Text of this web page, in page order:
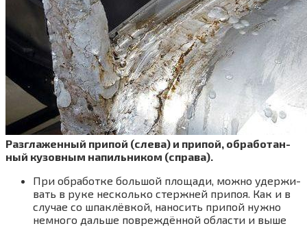
Раз­гла­жен­ный при­пой (сле­ва) и при­пой, обра­бо­тан­
ный кузов­ным напиль­ни­ком (спра­ва).
При обра­бот­ке боль­шой пло­ща­ди, мож­но удер­жи­
вать в руке несколь­ко стерж­ней при­поя. Как и в
слу­чае со шпа­клёв­кой, нано­сить при­пой нуж­но
немно­го даль­ше повре­ждён­ной обла­сти и выше